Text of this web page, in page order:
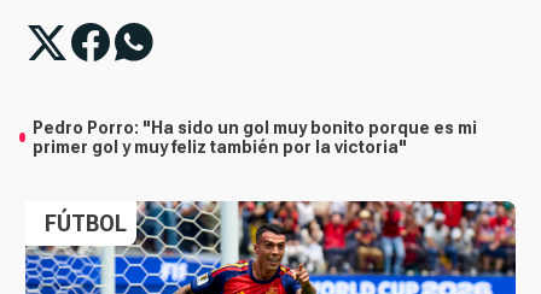
Pedro Porro: "Ha sido un gol muy bonito porque es mi
primer gol y muy feliz también por la victoria"
FÚTBOL